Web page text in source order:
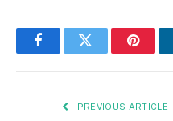
FacebookTwitter
PREVIOUS ARTICLE